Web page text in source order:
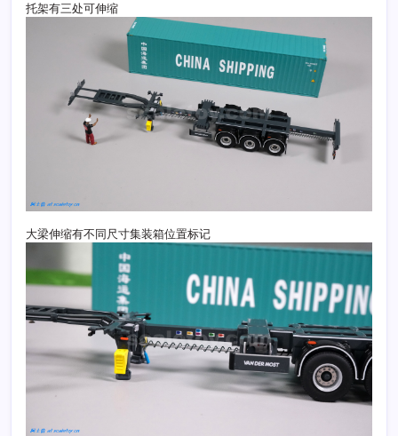
托架有三处可伸缩
大梁伸缩有不同尺寸集装箱位置标记